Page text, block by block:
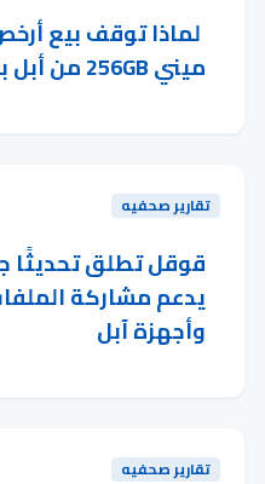
لماذا توقف بيع
ميني 256GB من أبل بسبب نقص المكونات؟
تقارير صحفيه
يدعم مشاركة
وأجهزة آبل
تقارير صحفيه